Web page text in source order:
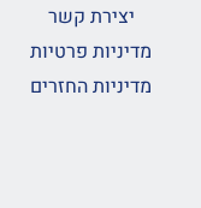
יצירת קשר
מדיניות פרטיות
מדיניות החזרים